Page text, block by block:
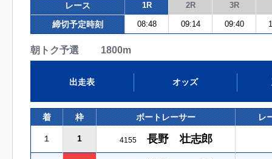
レース 1R 2R 3R
締切予定時刻 08:48 09:14 09:40
朝トク予選 1800m
出走表 オッズ
着 枠 ボートレーサー レ
１ 1 4155 長野 壮志郎